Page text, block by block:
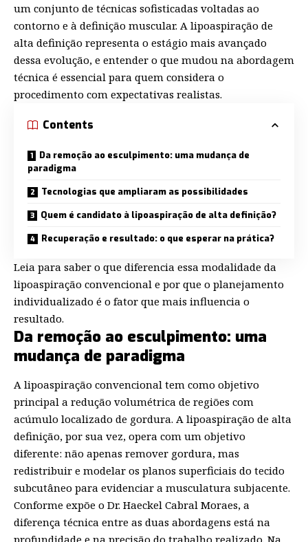
um conjunto de técnicas sofisticadas voltadas ao
contorno e à definição muscular. A lipoaspiração de
alta definição representa o estágio mais avançado
dessa evolução, e entender o que mudou na abordagem
técnica é essencial para quem considera o
procedimento com expectativas realistas.
Contents
Da remoção ao esculpimento: uma mudança de
paradigma
Tecnologias que ampliaram as possibilidades
Quem é candidato à lipoaspiração de alta definição?
Recuperação e resultado: o que esperar na prática?
Leia para saber o que diferencia essa modalidade da
lipoaspiração convencional e por que o planejamento
individualizado é o fator que mais influencia o
resultado.
Da remoção ao esculpimento: uma
mudança de paradigma
A lipoaspiração convencional tem como objetivo
principal a redução volumétrica de regiões com
acúmulo localizado de gordura. A lipoaspiração de alta
definição, por sua vez, opera com um objetivo
diferente: não apenas remover gordura, mas
redistribuir e modelar os planos superficiais do tecido
subcutâneo para evidenciar a musculatura subjacente.
Conforme expõe o Dr. Haeckel Cabral Moraes, a
diferença técnica entre as duas abordagens está na
profundidade e na precisão do trabalho realizado. Na